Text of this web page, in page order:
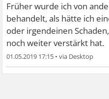
Früher wurde ich von
behandelt, als hätte ich
oder irgendeinen
noch weiter verstärkt hat.
01.05.2019 17:15 •